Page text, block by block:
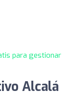
para gestionar
Alcalá